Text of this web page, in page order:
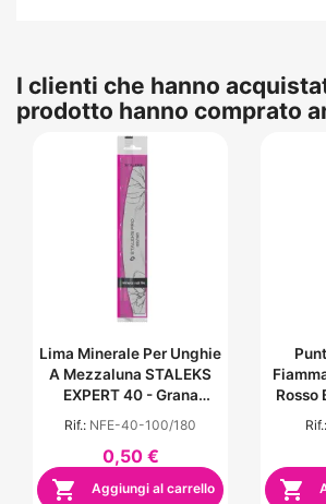
I clienti che hanno
prodotto hanno comprato
Lima Minerale Per Unghie
A Mezzaluna STALEKS
EXPERT 40 - Grana
Rif.: NFE-40-100/180
0,50 €
 Aggiungi al carrello
Rosso
Rif.:
